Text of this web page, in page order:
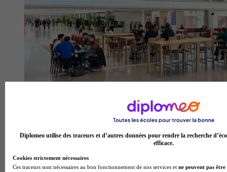
Diplomeo utilise des traceurs et d’autres données pour rendre la recherche
efficace.
Cookies strictement nécessaires
Ces traceurs sont nécessaires au bon fonctionnement de nos services et ne peuvent pas être